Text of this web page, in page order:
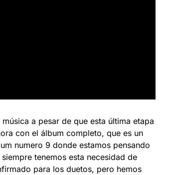
a pesar de que esta última etapa
con el álbum completo, que es un
numero 9 donde estamos pensando
tenemos esta necesidad de
para los duetos, pero hemos